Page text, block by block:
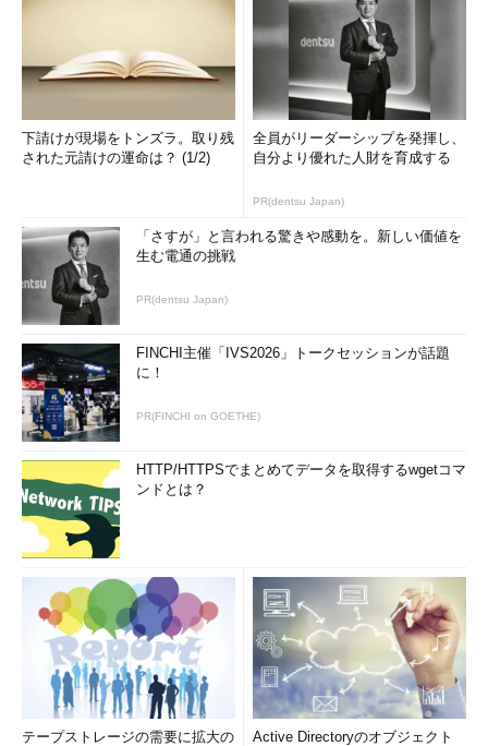
下請けが現場をトンズラ。取り残
された元請けの運命は？ (1/2)
全員がリーダーシップを発揮し、
自分より優れた人財を育成する
PR(dentsu Japan)
「さすが」と言われる驚きや感動を。新しい価値を
生む電通の挑戦
PR(dentsu Japan)
FINCHI主催「IVS2026」トークセッションが話題
に！
PR(FINCHI on GOETHE)
HTTP/HTTPSでまとめてデータを取得するwgetコマ
ンドとは？
テープストレージの需要に拡大の
Active Directoryのオブジェクト